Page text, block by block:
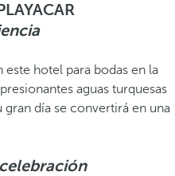
este hotel para bodas en la
aguas turquesas
día se convertirá en una
celebración